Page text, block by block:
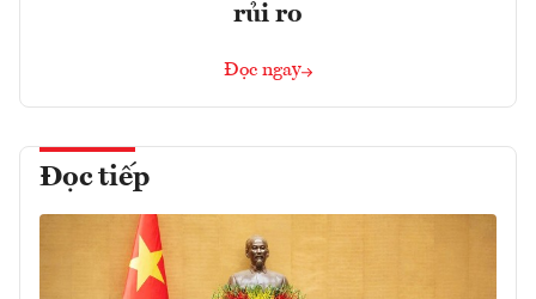
rủi ro
Đọc ngay
Đọc tiếp